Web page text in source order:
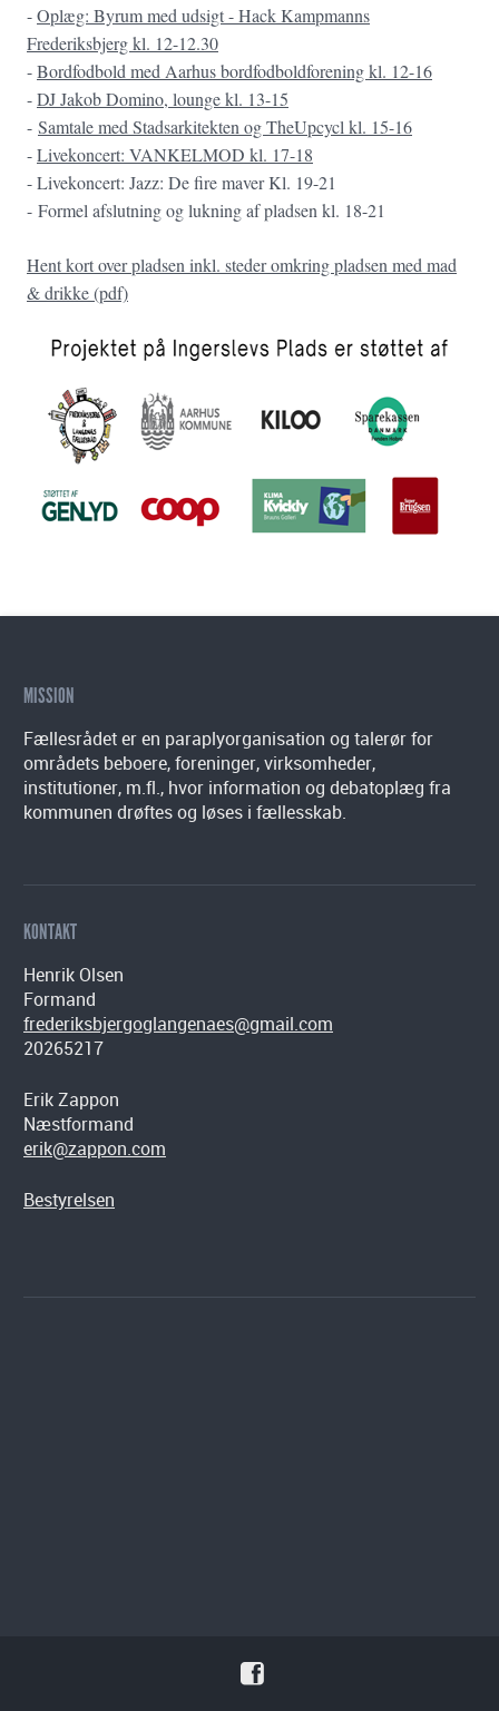
-Oplæg: Byrum med udsigt - Hack Kampmanns
Frederiksbjerg kl. 12-12.30
-Bordfodbold med Aarhus bordfodboldforening kl. 12-16
-DJ Jakob Domino, lounge kl. 13-15
- Samtale med Stadsarkitekten og TheUpcycl kl. 15-16
-Livekoncert: VANKELMOD kl. 17-18
- Livekoncert: Jazz: De fire maver Kl. 19-21
- Formel afslutning og lukning af pladsen kl. 18-21
Hent kort over pladsen inkl. steder omkring pladsen med mad
& drikke (pdf)
MISSION
Fællesrådet er en paraplyorganisation og talerør for
områdets beboere, foreninger, virksomheder,
institutioner, m.fl., hvor information og debatoplæg fra
kommunen drøftes og løses i fællesskab.
KONTAKT
Henrik Olsen
Formand
frederiksbjergoglangenaes@gmail.com
20265217
Erik Zappon
Næstformand
erik@zappon.com
Bestyrelsen